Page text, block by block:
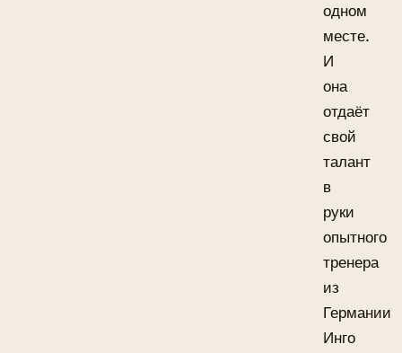
одном
месте.
И
она
отдаёт
свой
талант
в
руки
опытного
тренера
из
Германии
Инго